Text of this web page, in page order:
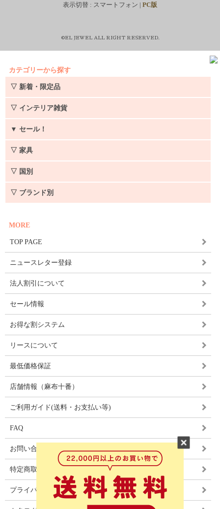
表示切替 : スマートフォン | PC版
©EL JEWEL ALL RIGHT RESERVED.
カテゴリーから探す
▽ 新着・限定品
▽ インテリア雑貨
▼ セール！
▽ 家具
▽ 国別
▽ ブランド別
MORE
TOP PAGE
ニュースレター登録
法人割引について
セール情報
お得な割システム
リースについて
最低価格保証
店舗情報（麻布十番）
ご利用ガイド(送料・お支払い等)
FAQ
お問い合わせ
特定商取引法に基づく表記
プライバシーポリシー